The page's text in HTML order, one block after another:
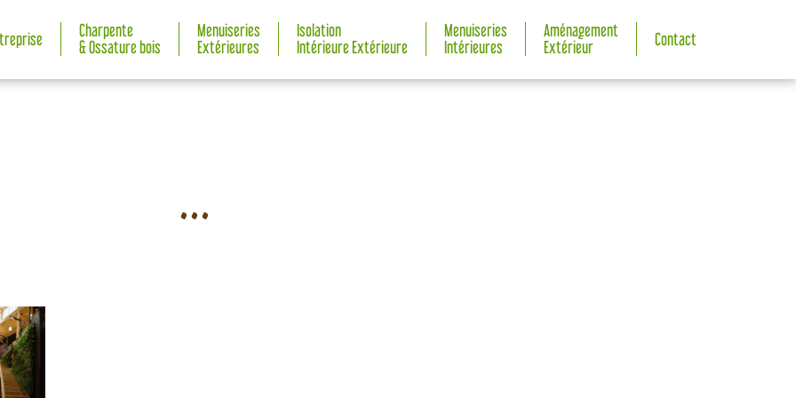
Charpente
& Ossature bois
Menuiseries
Extérieures
Isolation
Intérieure Extérieure
Menuiseries
Intérieures
Aménagement
Extérieur
Contact
...